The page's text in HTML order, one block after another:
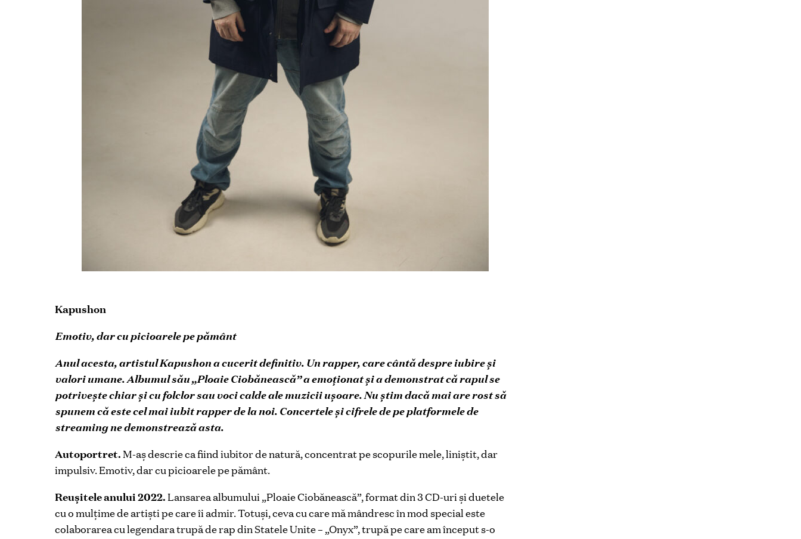
Kapushon
Emotiv, dar cu picioarele pe pământ
Anul acesta, artistul Kapushon a cucerit definitiv. Un rapper, care cântă despre iubire și
valori umane. Albumul său „Ploaie Ciobănească” a emoționat și a demonstrat că rapul se
potrivește chiar și cu folclor sau voci calde ale muzicii ușoare. Nu știm dacă mai are rost să
spunem că este cel mai iubit rapper de la noi. Concertele și cifrele de pe platformele de
streaming ne demonstrează asta.
Autoportret.M-aș descrie ca fiind iubitor de natură, concentrat pe scopurile mele, liniștit, dar
impulsiv. Emotiv, dar cu picioarele pe pământ.
Reușitele anului 2022.Lansarea albumului „Ploaie Ciobănească”, format din 3 CD-uri și duetele
cu o mulțime de artiști pe care îi admir. Totuși, ceva cu care mă mândresc în mod special este
colaborarea cu legendara trupă de rap din Statele Unite – „Onyx”, trupă pe care am început s-o